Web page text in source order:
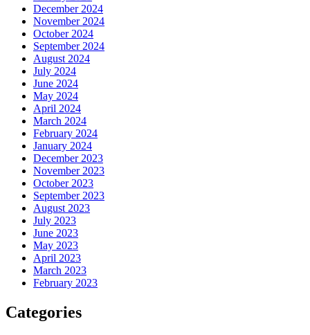
December 2024
November 2024
October 2024
September 2024
August 2024
July 2024
June 2024
May 2024
April 2024
March 2024
February 2024
January 2024
December 2023
November 2023
October 2023
September 2023
August 2023
July 2023
June 2023
May 2023
April 2023
March 2023
February 2023
Categories